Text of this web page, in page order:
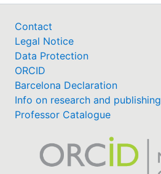
Contact
Legal Notice
Data Protection
ORCID
Barcelona Declaration
Info on research and publishing
Professor Catalogue